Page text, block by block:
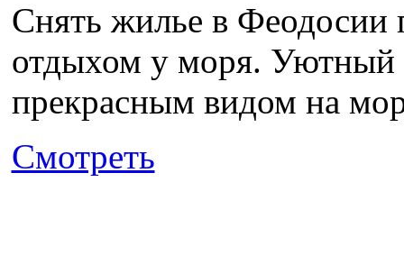
Снять жилье в Феодосии
отдыхом у моря. Уютный
прекрасным видом на
Смотреть